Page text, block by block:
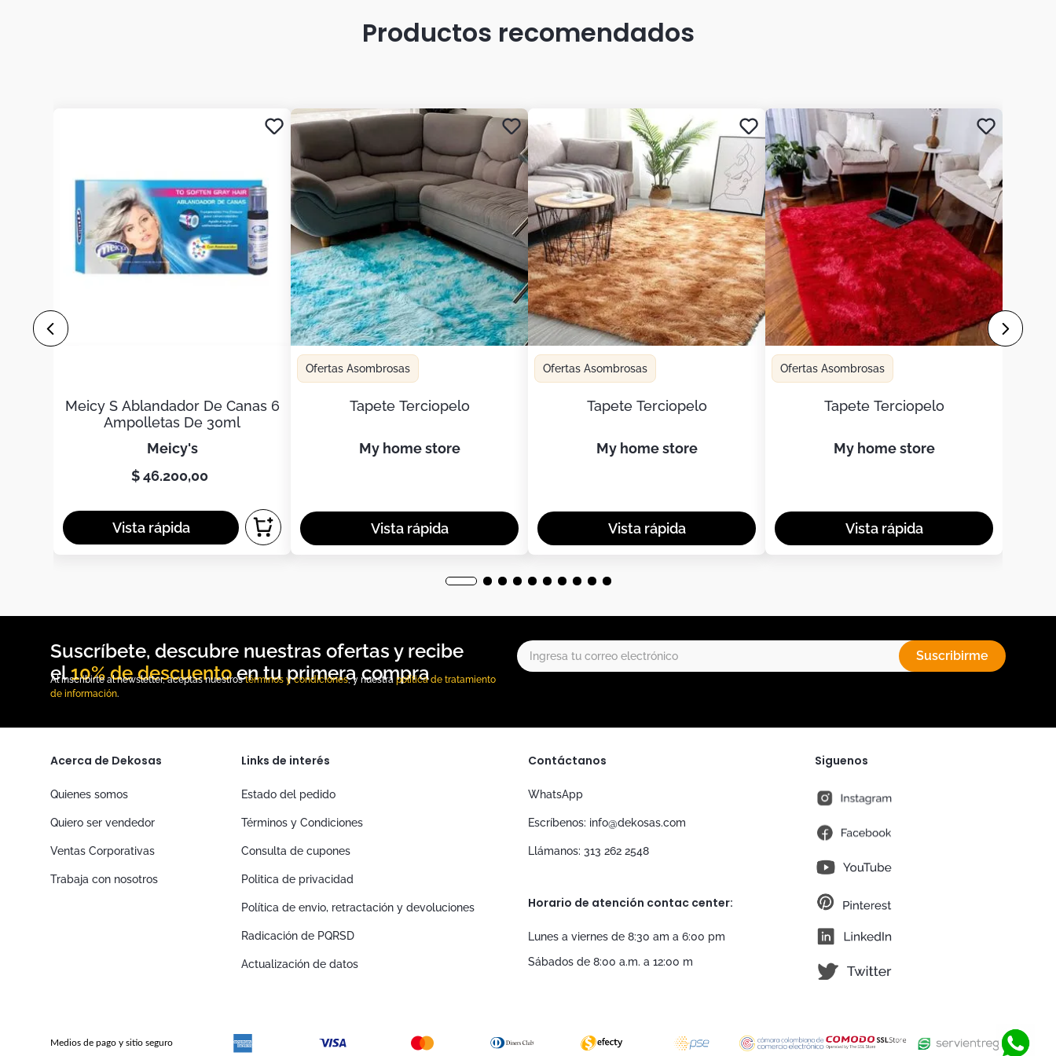
Productos recomendados
Meicy S Ablandador De Canas 6
Ampolletas De 30ml
meicy's
$ 46.200,00
Ofertas Asombrosas
Tapete Terciopelo
my home store
Ofertas Asombrosas
Tapete Terciopelo
my home store
Ofertas Asombrosas
Tapete Terciopelo
my home store
10% de descuento
Suscribirme
Al inscribirte al newsletter, aceptas nuestrostérminos y condiciones, y nuestra política de tratamiento
de información.
Acerca de Dekosas
Quienes somos
Quiero ser vendedor
Ventas Corporativas
Trabaja con nosotros
Links de interés
Estado del pedido
Términos y Condiciones
Consulta de cupones
Politica de privacidad
Política de envio, retractación y devoluciones
Radicación de PQRSD
Actualización de datos
Contáctanos
WhatsApp
Escríbenos: info@dekosas.com
Llámanos: 313 262 2548
Horario de atención contac center:
Lunes a viernes de 8:30 am a 6:00 pm
Sábados de 8:00 a.m. a 12:00 m
Siguenos
instagram
fb
You Tube
pt
lk
tw